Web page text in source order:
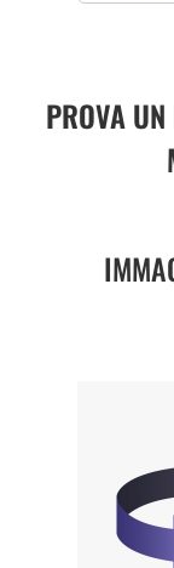
PROVA